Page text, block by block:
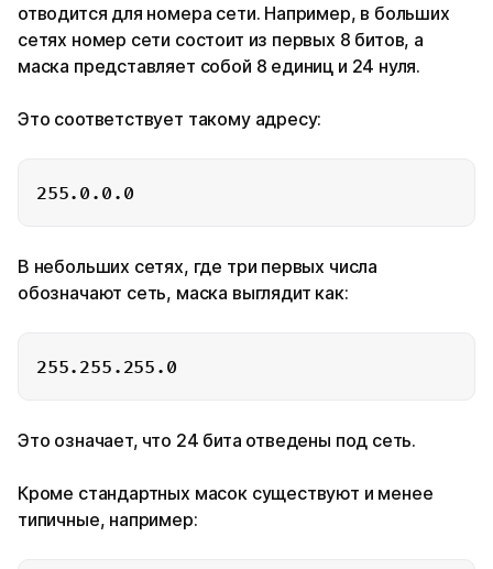
отводится для номера сети. Например, в больших
сетях номер сети состоит из первых 8 битов, а
маска представляет собой 8 единиц и 24 нуля.
Это соответствует такому адресу:
В небольших сетях, где три первых числа
обозначают сеть, маска выглядит как:
Это означает, что 24 бита отведены под сеть.
Кроме стандартных масок существуют и менее
типичные, например: